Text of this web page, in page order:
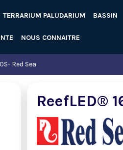
TERRARIUM PALUDARIUM BASSIN
NOUS CONNAITRE
Red Sea
ReefLED®